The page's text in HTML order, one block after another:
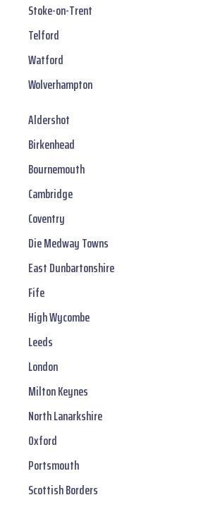
Stoke-on-Trent
Telford
Watford
Wolverhampton
Aldershot
Birkenhead
Bournemouth
Cambridge
Coventry
Die Medway Towns
East Dunbartonshire
Fife
High Wycombe
Leeds
London
Milton Keynes
North Lanarkshire
Oxford
Portsmouth
Scottish Borders